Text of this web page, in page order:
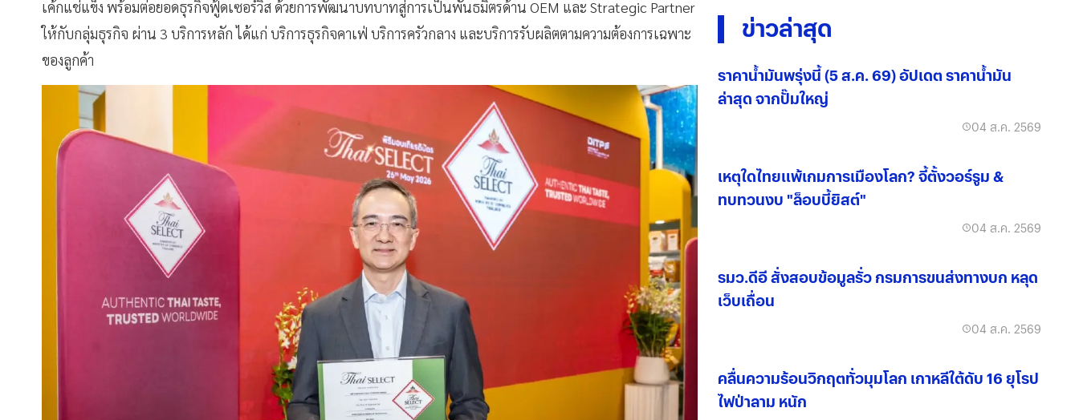
เค้กแช่แข็ง พร้อมต่อยอดธุรกิจฟู้ดเซอร์วิส ด้วยการพัฒนาบทบาทสู่การเป็นพันธมิตรด้าน OEM และ Strategic Partner
ให้กับกลุ่มธุรกิจ ผ่าน 3 บริการหลัก ได้แก่ บริการธุรกิจคาเฟ่ บริการครัวกลาง และบริการรับผลิตตามความต้องการเฉพาะ
ของลูกค้า
ข่าวล่าสุด
ราคาน้ำมันพรุ่งนี้ (5 ส.ค. 69) อัปเดต ราคาน้ำมัน
ล่าสุด จากปั๊มใหญ่
04 ส.ค. 2569
เหตุใดไทยแพ้เกมการเมืองโลก? จี้ตั้งวอร์รูม &
ทบทวนงบ "ล็อบบี้ยิสต์"
04 ส.ค. 2569
รมว.ดีอี สั่งสอบข้อมูลรั่ว กรมการขนส่งทางบก หลุด
เว็บเถื่อน
04 ส.ค. 2569
คลื่นความร้อนวิกฤตทั่วมุมโลก เกาหลีใต้ดับ 16 ยุโรป
ไฟป่าลาม หนัก